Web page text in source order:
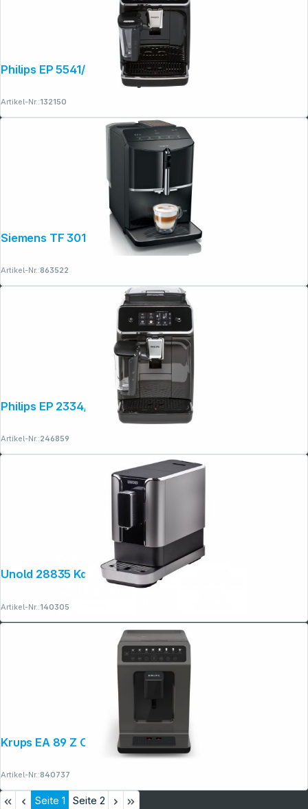
Philips EP 5541/50 LatteGo 5500 Series
Artikel-Nr.:132150
Siemens TF 301 E19 EQ.300
Artikel-Nr.:863522
Philips EP 2334/10
Artikel-Nr.:246859
Artikel-Nr.:140305
Krups EA 89 Z Classic Edition
Artikel-Nr.:840737
Seite 1 Seite 2
Copyright © 2001 - 2026 dexxIT. Alle Rechte vorbehalten.